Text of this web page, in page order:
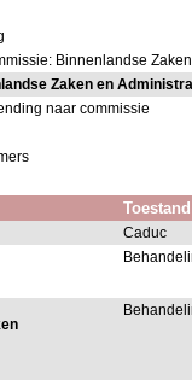
Binnenlandse
Zaken en
naar commissie
Toestand
Caduc